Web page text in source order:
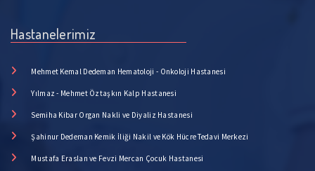
Hastanelerimiz
Mehmet Kemal Dedeman Hematoloji - Onkoloji Hastanesi
Yılmaz - Mehmet Öztaşkın Kalp Hastanesi
Semiha Kibar Organ Nakli ve Diyaliz Hastanesi
Şahinur Dedeman Kemik İliği Nakil ve Kök Hücre Tedavi Merkezi
Mustafa Eraslan ve Fevzi Mercan Çocuk Hastanesi